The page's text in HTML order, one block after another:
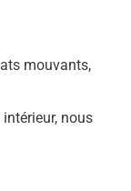
mouvants,
nous